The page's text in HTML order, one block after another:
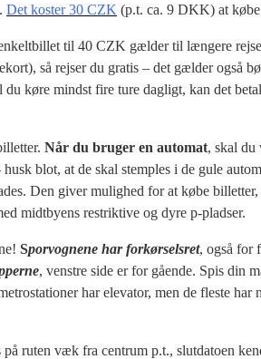
Det koster 30 CZK (p.t. ca. 9 DKK) at
til 40 CZK gælder til længere
så rejser du gratis – det gælder også
køre mindst fire ture dagligt, kan det
Når du bruger en automat, skal du
blot, at de skal stemples i de gule
Den giver mulighed for at købe billetter,
midtbyens restriktive og dyre p-pladser.
Sporvognene har forkørselsret, også for
, venstre side er for gående. Spis din
har elevator, men de fleste har
ruten væk fra centrum p.t., slutdatoen